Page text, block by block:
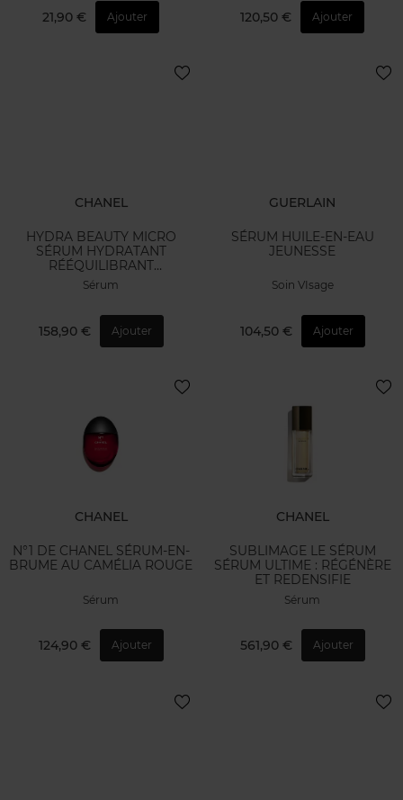
21,90 € Ajouter 120,50 € Ajouter
CHANEL
HYDRA BEAUTY MICRO
SÉRUM HYDRATANT
RÉÉQUILIBRANT
REPULPANT
Sérum
158,90 € Ajouter
GUERLAIN
SÉRUM HUILE-EN-EAU
JEUNESSE
Soin VIsage
104,50 € Ajouter
CHANEL
N°1 DE CHANEL SÉRUM-EN-
BRUME AU CAMÉLIA ROUGE
Sérum
124,90 € Ajouter
CHANEL
SUBLIMAGE LE SÉRUM
SÉRUM ULTIME : RÉGÉNÈRE
ET REDENSIFIE
Sérum
561,90 € Ajouter